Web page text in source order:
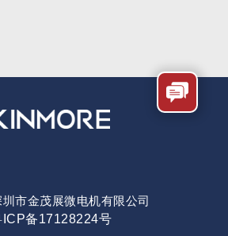
市金茂展微电机有限公司
ICP备17128224号